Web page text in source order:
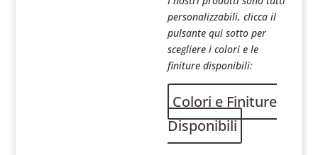
personalizzabili, clicca il
pulsante qui sotto per
scegliere i colori e le
finiture disponibili:
Colori e Finiture
Disponibili